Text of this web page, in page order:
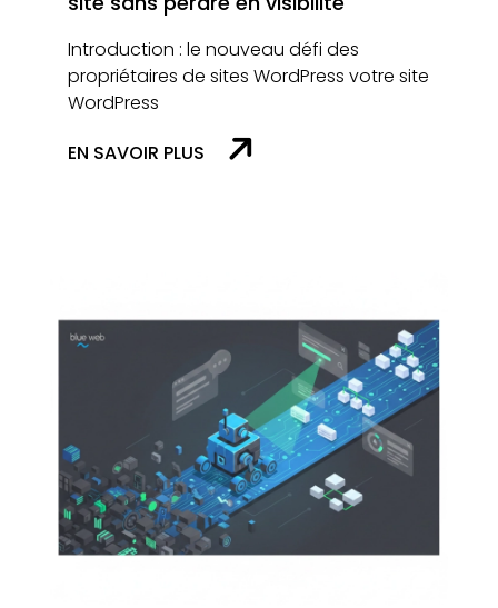
Introduction : le nouveau défi des
propriétaires de sites WordPress votre site
WordPress
EN SAVOIR PLUS